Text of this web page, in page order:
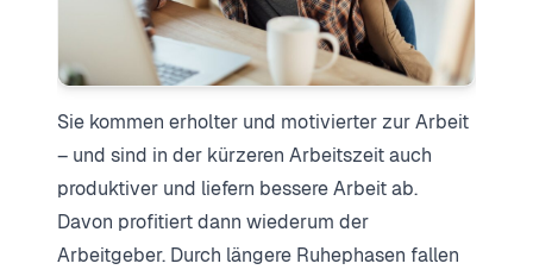
Sie kommen erholter und motivierter zur Arbeit
– und sind in der kürzeren Arbeitszeit auch
produktiver und liefern bessere Arbeit ab.
Davon profitiert dann wiederum der
Arbeitgeber. Durch längere Ruhephasen fallen